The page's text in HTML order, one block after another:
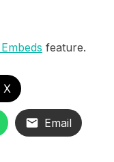
feature.
X
Email